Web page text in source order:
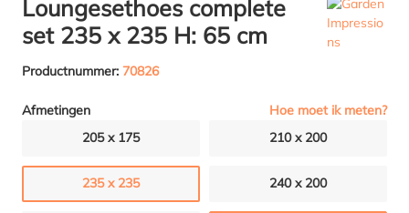
Loungesethoes complete
set 235 x 235 H: 65 cm
Productnummer: 70826
Afmetingen
Hoe moet ik meten?
205 x 175
210 x 200
235 x 235 240 x 200